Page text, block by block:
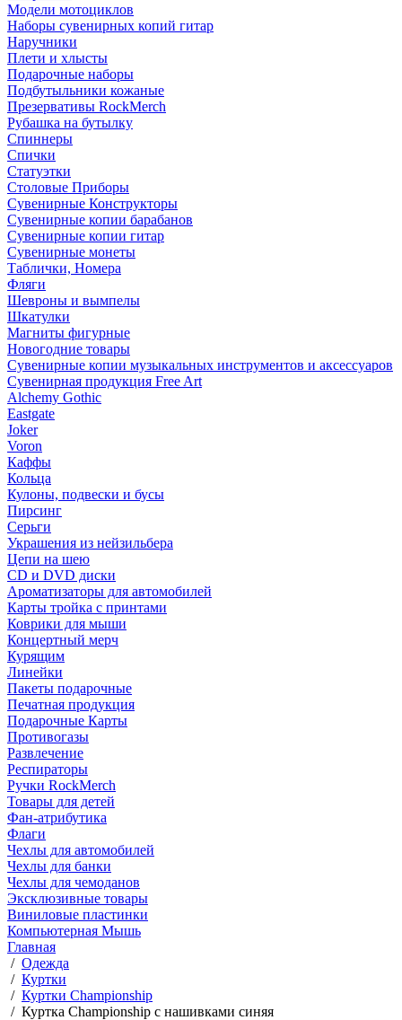
Модели мотоциклов
Наборы сувенирных копий гитар
Наручники
Плети и хлысты
Подарочные наборы
Подбутыльники кожаные
Презервативы RockMerch
Рубашка на бутылку
Спиннеры
Спички
Статуэтки
Столовые Приборы
Сувенирные Конструкторы
Сувенирные копии барабанов
Сувенирные копии гитар
Сувенирные монеты
Таблички, Номера
Фляги
Шевроны и вымпелы
Шкатулки
Магниты фигурные
Новогодние товары
Сувенирные копии музыкальных инструментов и аксессуаров
Сувенирная продукция Free Art
Alchemy Gothic
Eastgate
Joker
Voron
Каффы
Кольца
Кулоны, подвески и бусы
Пирсинг
Серьги
Украшения из нейзильбера
Цепи на шею
CD и DVD диски
Ароматизаторы для автомобилей
Карты тройка с принтами
Коврики для мыши
Концертный мерч
Курящим
Линейки
Пакеты подарочные
Печатная продукция
Подарочные Карты
Противогазы
Развлечение
Респираторы
Ручки RockMerch
Товары для детей
Фан-атрибутика
Флаги
Чехлы для автомобилей
Чехлы для банки
Чехлы для чемоданов
Эксклюзивные товары
Виниловые пластинки
Компьютерная Мышь
Главная
/ Одежда
/ Куртки
/ Куртки Championship
/ Куртка Championship с нашивками синяя